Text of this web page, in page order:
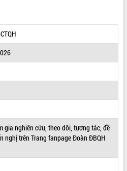
gia nghiên cứu, theo dõi, tương tác, đề
nghị trên Trang fanpage Đoàn ĐBQH